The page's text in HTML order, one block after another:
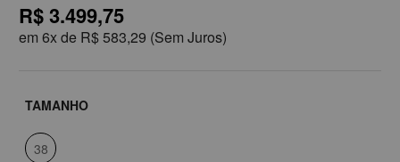
R$ 3.499,75
em 6x de R$ 583,29 (Sem Juros)
TAMANHO
38